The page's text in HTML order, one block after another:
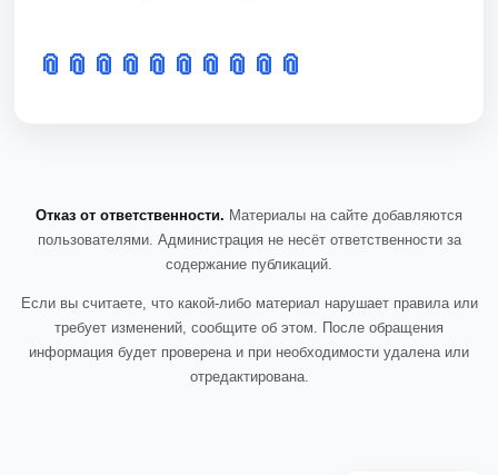
📎 📎 📎 📎 📎 📎 📎 📎 📎 📎
Отказ от ответственности. Материалы на сайте добавляются
пользователями. Администрация не несёт ответственности за
содержание публикаций.
Если вы считаете, что какой-либо материал нарушает правила или
требует изменений, сообщите об этом. После обращения
информация будет проверена и при необходимости удалена или
отредактирована.